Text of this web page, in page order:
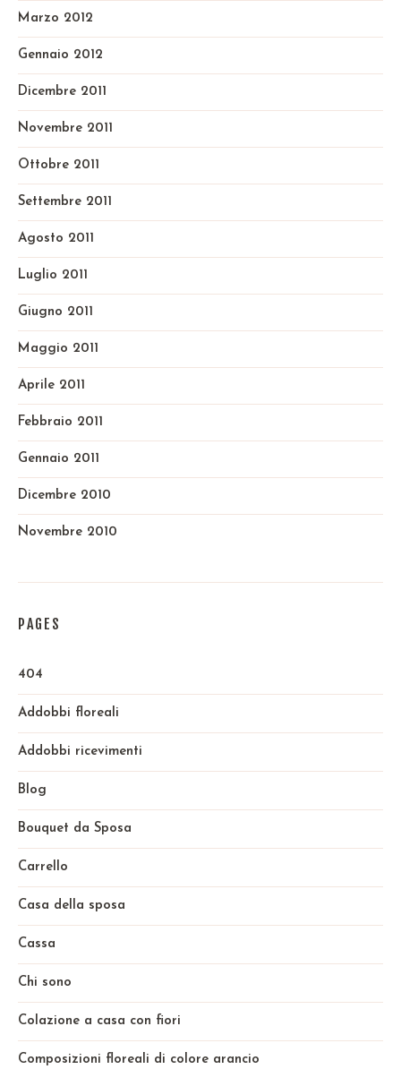
Marzo 2012
Gennaio 2012
Dicembre 2011
Novembre 2011
Ottobre 2011
Settembre 2011
Agosto 2011
Luglio 2011
Giugno 2011
Maggio 2011
Aprile 2011
Febbraio 2011
Gennaio 2011
Dicembre 2010
Novembre 2010
PAGES
404
Addobbi floreali
Addobbi ricevimenti
Blog
Bouquet da Sposa
Carrello
Casa della sposa
Cassa
Chi sono
Colazione a casa con fiori
Composizioni floreali di colore arancio